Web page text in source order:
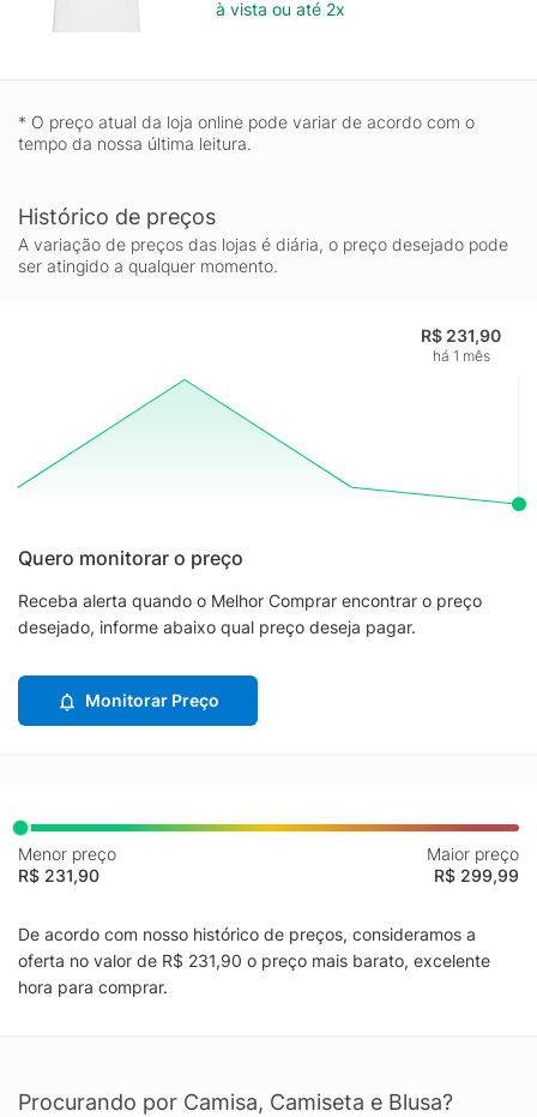
à vista ou até 2x
* O preço atual da loja online pode variar de acordo com o
tempo da nossa última leitura.
Histórico de preços
A variação de preços das lojas é diária, o preço desejado pode
ser atingido a qualquer momento.
R$ 231,90
há 1 mês
Quero monitorar o preço
Receba alerta quando o Melhor Comprar encontrar o preço
desejado, informe abaixo qual preço deseja pagar.
Monitorar Preço
Menor preço
R$ 231,90
Maior preço
R$ 299,99
De acordo com nosso histórico de preços, consideramos a
oferta no valor de R$ 231,90 o preço mais barato, excelente
hora para comprar.
Procurando por Camisa, Camiseta e Blusa?